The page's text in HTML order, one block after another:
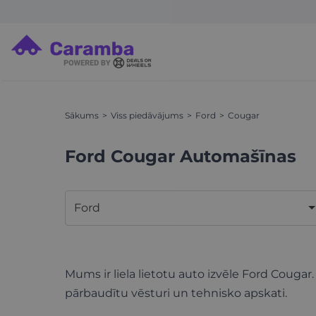
Sākums Viss piedāvājums Ford Cougar
Ford Cougar Automašīnas
Ford
Mums ir liela lietotu auto izvēle Ford
pārbaudītu vēsturi un tehnisko apskati.